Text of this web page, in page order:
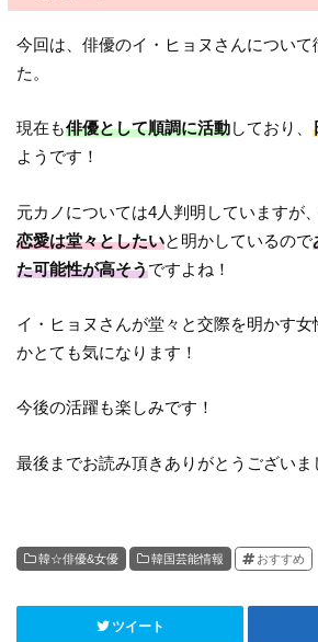
今回は、俳優のイ・ヒョヌさんについて
た。
現在も俳優として順調に活動しており、
ようです！
元カノについては4人判明していますが
恋愛は堂々としたいと明かしているので
た可能性が高そうですよね！
イ・ヒョヌさんが堂々と交際を明かす
かとても気になります！
今後の活躍も楽しみです！
最後までお読み頂きありがとうございま
韓☆俳優&女優 韓国芸能情報 おすすめ
ツイート